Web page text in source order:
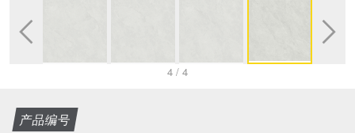
 
4 / 4
产品编号